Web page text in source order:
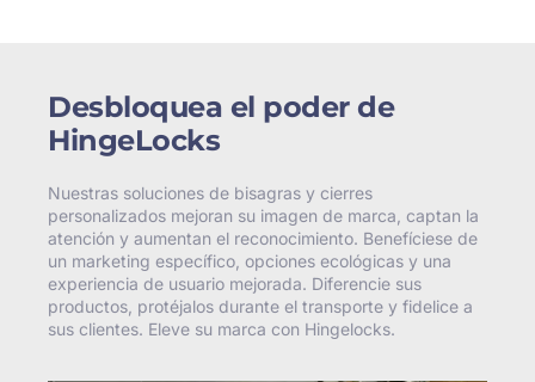
Desbloquea el poder de
HingeLocks
Nuestras soluciones de bisagras y cierres
personalizados mejoran su imagen de marca, captan la
atención y aumentan el reconocimiento. Benefíciese de
un marketing específico, opciones ecológicas y una
experiencia de usuario mejorada. Diferencie sus
productos, protéjalos durante el transporte y fidelice a
sus clientes. Eleve su marca con Hingelocks.